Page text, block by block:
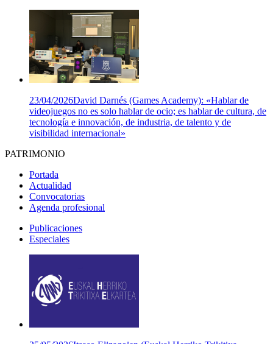
23/04/2026David Darnés (Games Academy): «Hablar de
videojuegos no es solo hablar de ocio; es hablar de cultura, de
tecnología e innovación, de industria, de talento y de
visibilidad internacional»
PATRIMONIO
Portada
Actualidad
Convocatorias
Agenda profesional
Publicaciones
Especiales